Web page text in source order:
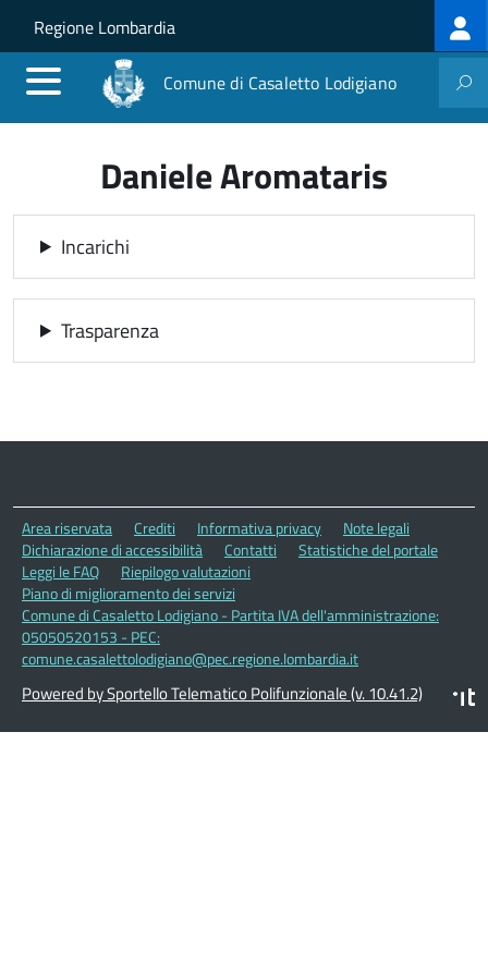
Salta al contenuto principale
Skip to site navigation
Regione Lombardia
Comune di Casaletto Lodigiano
Daniele Aromataris
Incarichi
Trasparenza
Area riservata Crediti Informativa privacy
Note legali
Dichiarazione di accessibilità
Contatti
Statistiche del portale
Leggi le FAQ
Riepilogo valutazioni
Piano di miglioramento dei servizi
Comune di Casaletto Lodigiano - Partita IVA dell'amministrazione:
05050520153 - PEC:
comune.casalettolodigiano@pec.regione.lombardia.it
Powered by Sportello Telematico Polifunzionale (v. 10.41.2)